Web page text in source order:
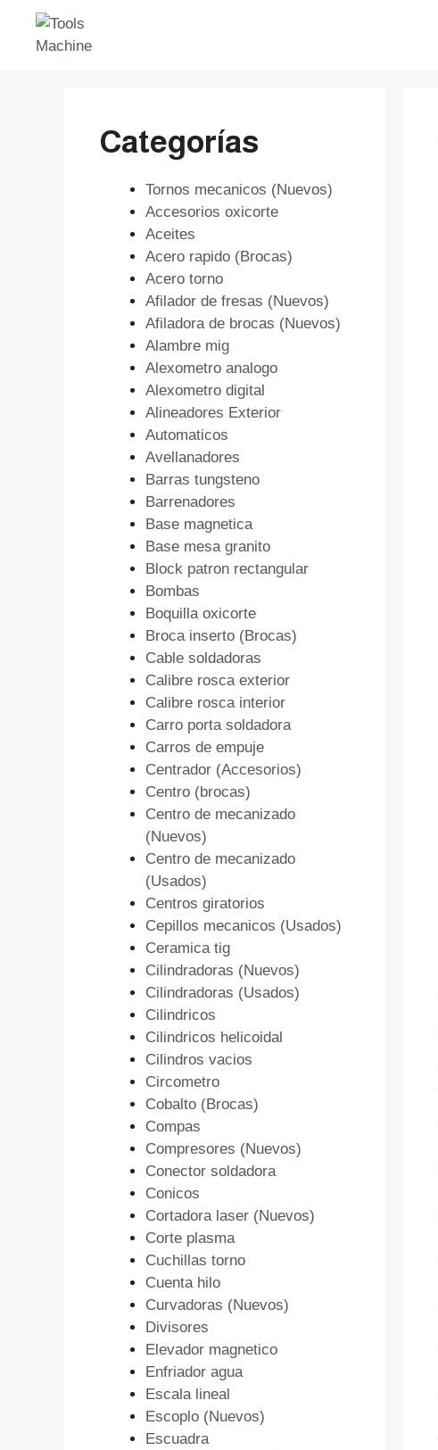
Saltar
contenido
Categorías
Tornos mecanicos (Nuevos)
Accesorios oxicorte
Aceites
Acero rapido (Brocas)
Acero torno
Afilador de fresas (Nuevos)
Afiladora de brocas (Nuevos)
Alambre mig
Alexometro analogo
Alexometro digital
Alineadores Exterior
Automaticos
Avellanadores
Barras tungsteno
Barrenadores
Base magnetica
Base mesa granito
Block patron rectangular
Bombas
Boquilla oxicorte
Broca inserto (Brocas)
Cable soldadoras
Calibre rosca exterior
Calibre rosca interior
Carro porta soldadora
Carros de empuje
Centrador (Accesorios)
Centro (brocas)
Centro de mecanizado
(Nuevos)
Centro de mecanizado
(Usados)
Centros giratorios
Cepillos mecanicos (Usados)
Ceramica tig
Cilindradoras (Nuevos)
Cilindradoras (Usados)
Cilindricos
Cilindricos helicoidal
Cilindros vacios
Circometro
Cobalto (Brocas)
Compas
Compresores (Nuevos)
Conector soldadora
Conicos
Cortadora laser (Nuevos)
Corte plasma
Cuchillas torno
Cuenta hilo
Curvadoras (Nuevos)
Divisores
Elevador magnetico
Enfriador agua
Escala lineal
Escoplo (Nuevos)
Escuadra